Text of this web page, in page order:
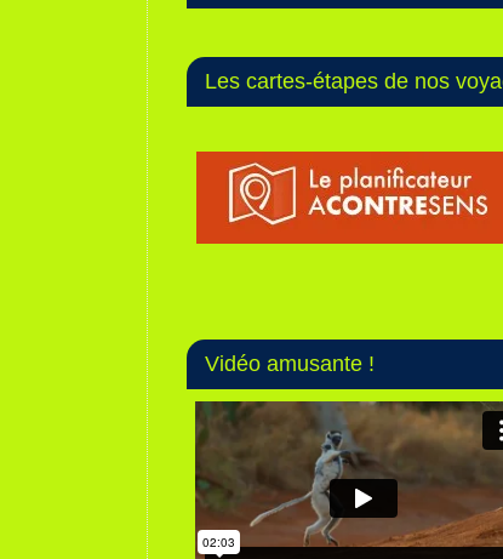
Les cartes-étapes de nos
Vidéo amusante !